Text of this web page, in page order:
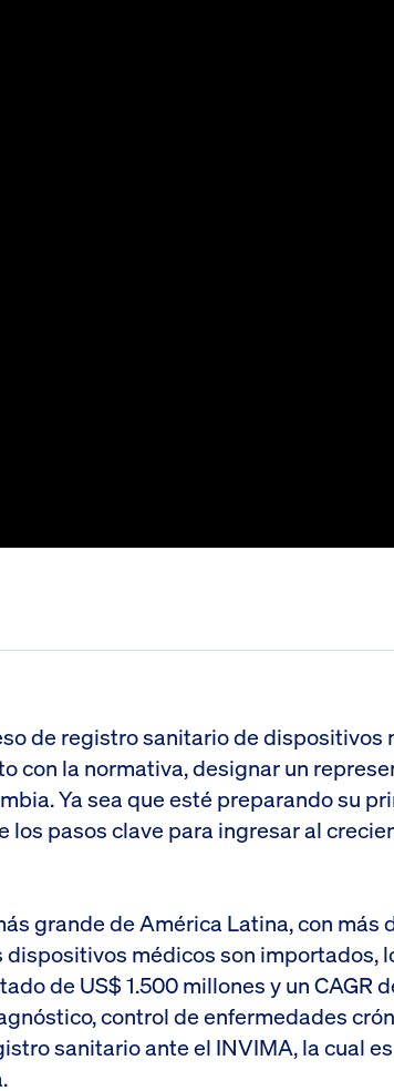
de registro sanitario de dispositivos
con la normativa, designar un
Ya sea que esté preparando su
pasos clave para ingresar al
grande de América Latina, con más
médicos son
de US$ 1.500 millones y un CAGR
control de enfermedades
sanitario ante el INVIMA, la cual